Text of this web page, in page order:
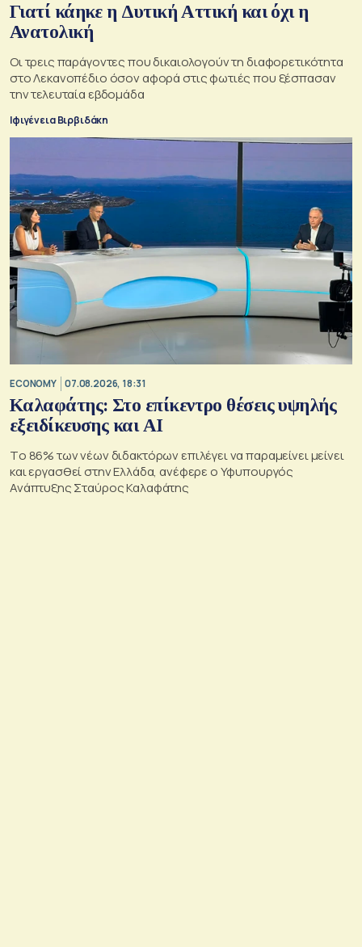
Γιατί κάηκε η Δυτική Αττική και όχι η
Ανατολική
Oι τρεις παράγοντες που δικαιολογούν τη διαφορετικότητα
στο Λεκανοπέδιο όσον αφορά στις φωτιές που ξέσπασαν
την τελευταία εβδομάδα
Ιφιγένεια Βιρβιδάκη
ECONOMY 07.08.2026, 18:31
Καλαφάτης: Στο επίκεντρο θέσεις υψηλής
εξειδίκευσης και AI
Tο 86% των νέων διδακτόρων επιλέγει να παραμείνει μείνει
και εργασθεί στην Ελλάδα, ανέφερε ο Υφυπουργός
Ανάπτυξης Σταύρος Καλαφάτης